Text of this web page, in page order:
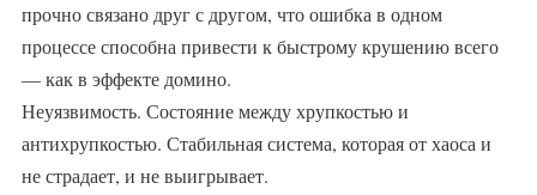
прочно связано друг с другом, что ошибка в одном
процессе способна привести к быстрому крушению всего
— как в эффекте домино.
Неуязвимость. Состояние между хрупкостью и
антихрупкостью. Стабильная система, которая от хаоса и
не страдает, и не выигрывает.